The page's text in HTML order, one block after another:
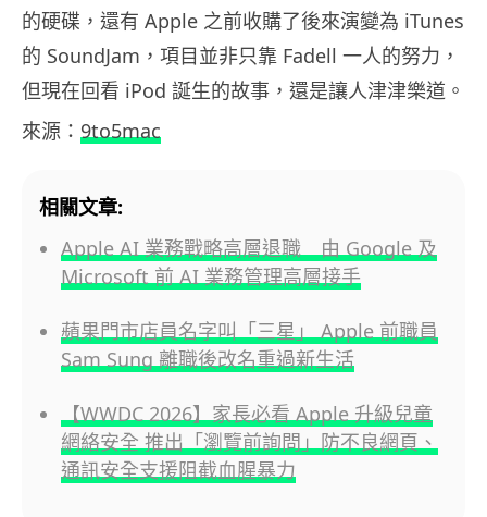
的硬碟，還有 Apple 之前收購了後來演變為 iTunes
的 SoundJam，項目並非只靠 Fadell 一人的努力，
但現在回看 iPod 誕生的故事，還是讓人津津樂道。
來源： 9to5mac
相關文章:
Apple AI 業務戰略高層退職 由 Google 及
Microsoft 前 AI 業務管理高層接手
蘋果門市店員名字叫「三星」 Apple 前職員
Sam Sung 離職後改名重過新生活
【WWDC 2026】家長必看 Apple 升級兒童
網絡安全 推出「瀏覽前詢問」防不良網頁、
通訊安全支援阻截血腥暴力